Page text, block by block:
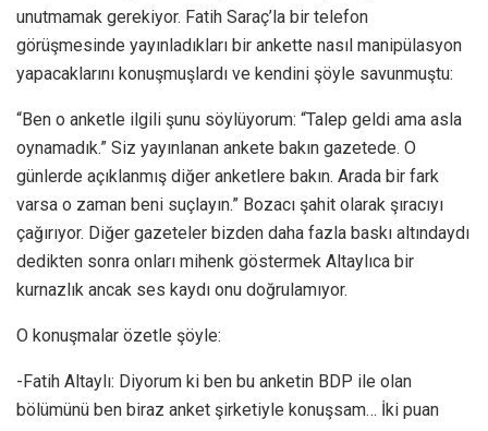
unutmamak gerekiyor. Fatih Saraç’la bir telefon
görüşmesinde yayınladıkları bir ankette nasıl manipülasyon
yapacaklarını konuşmuşlardı ve kendini şöyle savunmuştu:
“Ben o anketle ilgili şunu söylüyorum: “Talep geldi ama asla
oynamadık.” Siz yayınlanan ankete bakın gazetede. O
günlerde açıklanmış diğer anketlere bakın. Arada bir fark
varsa o zaman beni suçlayın.” Bozacı şahit olarak şıracıyı
çağırıyor. Diğer gazeteler bizden daha fazla baskı altındaydı
dedikten sonra onları mihenk göstermek Altaylıca bir
kurnazlık ancak ses kaydı onu doğrulamıyor.
O konuşmalar özetle şöyle:
-Fatih Altaylı: Diyorum ki ben bu anketin BDP ile olan
bölümünü ben biraz anket şirketiyle konuşsam… İki puan